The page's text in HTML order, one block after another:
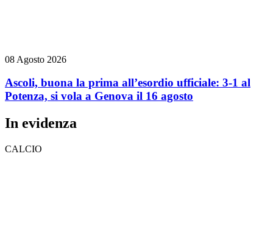
08 Agosto 2026
Ascoli, buona la prima all’esordio ufficiale: 3-1 al
Potenza, si vola a Genova il 16 agosto
In evidenza
CALCIO